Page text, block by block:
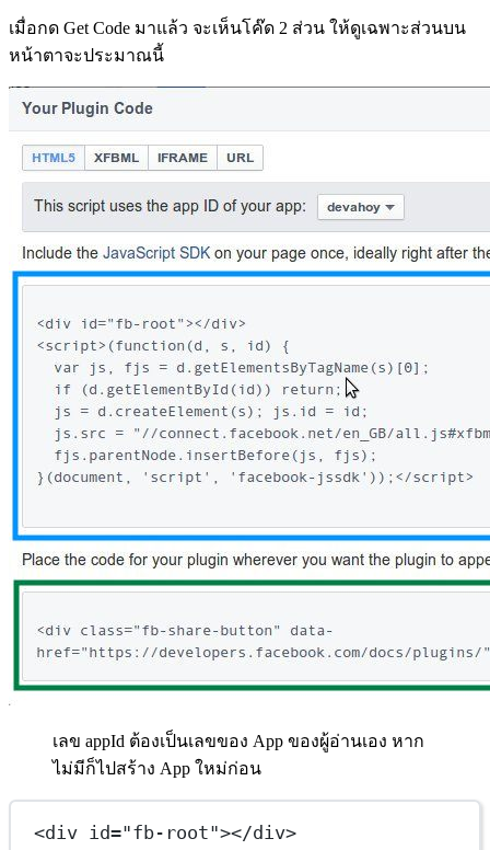
เมื่อกด Get Code มาแล้ว จะเห็นโค๊ด 2 ส่วน ให้ดูเฉพาะส่วนบน
หน้าตาจะประมาณนี้
เลข appId ต้องเป็นเลขของ App ของผู้อ่านเอง หาก
ไม่มีก็ไปสร้าง App ใหม่ก่อน
<div id="fb-root"></div>